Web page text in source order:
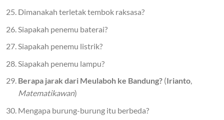
Dimanakah terletak tembok raksasa?
Siapakah penemu baterai?
Siapakah penemu listrik?
Siapakah penemu lampu?
Berapa jarak dari Meulaboh ke Bandung?(Irianto,
Matematikawan)
Mengapa burung-burung itu berbeda?